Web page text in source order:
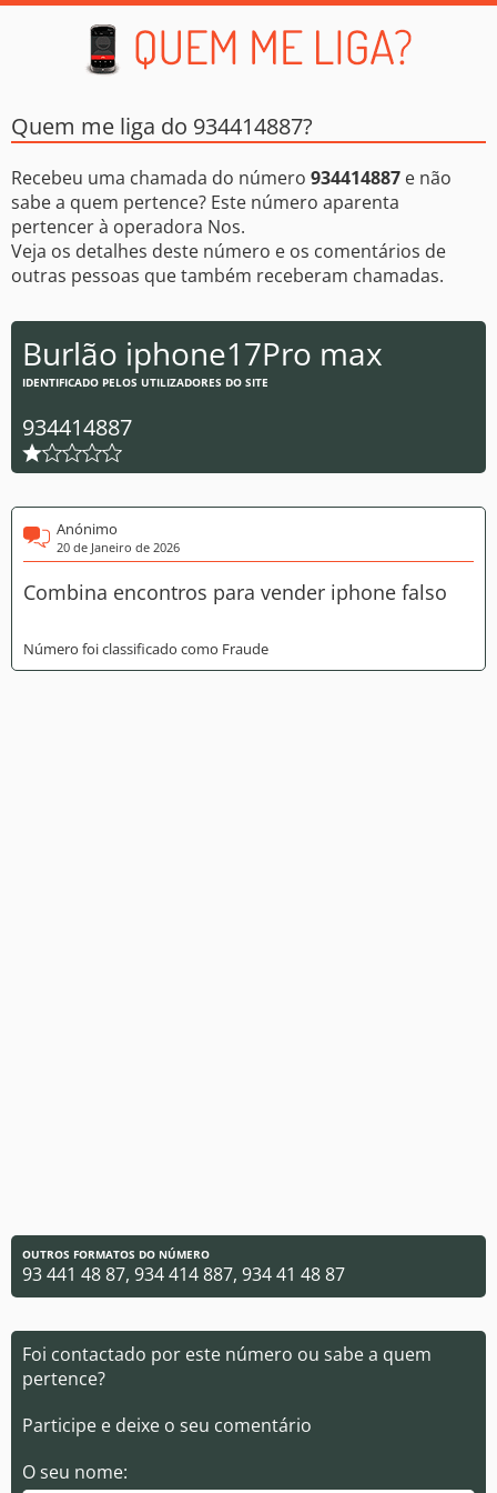
Quem me liga do 934414887?
Recebeu uma chamada do número 934414887 e não
sabe a quem pertence? Este número aparenta
pertencer à operadora Nos.
Veja os detalhes deste número e os comentários de
outras pessoas que também receberam chamadas.
Burlão iphone17Pro max
IDENTIFICADO PELOS UTILIZADORES DO SITE
934414887
Anónimo
20 de Janeiro de 2026
Combina encontros para vender iphone falso
Número foi classificado como Fraude
OUTROS FORMATOS DO NÚMERO
93 441 48 87, 934 414 887, 934 41 48 87
Foi contactado por este número ou sabe a quem
pertence?
Participe e deixe o seu comentário
O seu nome: